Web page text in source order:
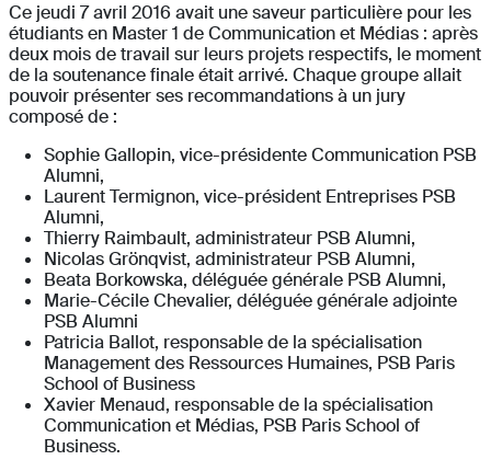
Ce jeudi 7 avril 2016 avait une saveur particulière pour les
étudiants en Master 1 de Communication et Médias : après
deux mois de travail sur leurs projets respectifs, le moment
de la soutenance finale était arrivé. Chaque groupe allait
pouvoir présenter ses recommandations à un jury
composé de :
Sophie Gallopin, vice-présidente Communication PSB
Alumni,
Laurent Termignon, vice-président Entreprises PSB
Alumni,
Thierry Raimbault, administrateur PSB Alumni,
Nicolas Grönqvist, administrateur PSB Alumni,
Beata Borkowska, déléguée générale PSB Alumni,
Marie-Cécile Chevalier, déléguée générale adjointe
PSB Alumni
Patricia Ballot, responsable de la spécialisation
Management des Ressources Humaines, PSB Paris
School of Business
Xavier Menaud, responsable de la spécialisation
Communication et Médias, PSB Paris School of
Business.